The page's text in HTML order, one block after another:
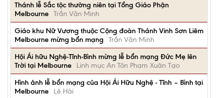
Thánh lễ Sắc tộc thường niên tại Tổng Giáo Phận
Melbourne Trần Văn Minh
Giáo khu Nữ Vương thuộc Cộng đoàn Thánh Vinh Sơn Liêm
Melbourne mừng bổn mạng
Trần Văn Minh
Hội Ái hữu Nghệ-Tĩnh-Bình mừng lễ bổn mạng Đức Mẹ lên
Trời tại Melbourne
Linh mục An Tôn Phạm Xuân Tạo
Hình ảnh lễ bổn mạng của Hội Ái Hữu Nghệ - Tĩnh – Bình tại
Melbourne
Lê Hải